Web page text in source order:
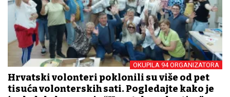
OKUPILA 94 ORGANIZATORA
Hrvatski volonteri poklonili su više od pet
tisuća volonterskih sati. Pogledajte kako je